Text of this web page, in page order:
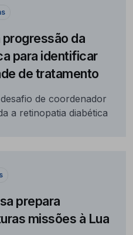
progressão da
para identificar
de tratamento
de coordenador
a retinopatia diabética
prepara
missões à Lua